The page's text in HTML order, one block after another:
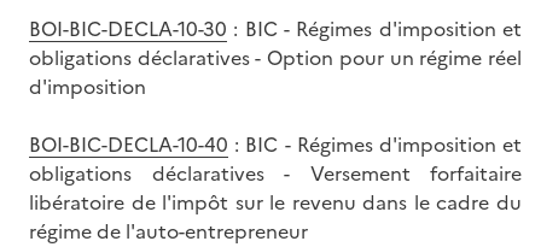
BOI-BIC-DECLA-10-30 : BIC - Régimes d'imposition et
obligations déclaratives - Option pour un régime réel
d'imposition
BOI-BIC-DECLA-10-40 : BIC - Régimes d'imposition et
obligations déclaratives - Versement forfaitaire
libératoire de l'impôt sur le revenu dans le cadre du
régime de l'auto-entrepreneur